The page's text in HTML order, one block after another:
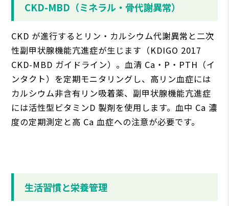
CKD-MBD（ミネラル・⾻代謝異常）
CKD が進⾏するとリン・カルシウム代謝異常と⼆次
性副甲状腺機能亢進症が⽣じます（KDIGO 2017
CKD-MBD ガイドライン）。⾎清 Ca・P・PTH（イ
ンタクト）を定期モニタリングし、⾼リン⾎症には
カルシウム⾮含有リン吸着薬、副甲状腺機能亢進症
には活性型ビタミンD 製剤を使⽤します。⾎中 Ca 濃
度の定期測定と⾼ Ca ⾎症への注意が必要です。
⽣活習慣と栄養管理